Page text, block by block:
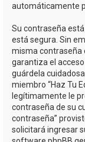
automáticamente
Su contraseña
está segura. Sin
misma contraseña
garantiza el acceso
guárdela
miembro “Haz Tu
legítimamente le
contraseña de su
contraseña”
solicitará ingresar